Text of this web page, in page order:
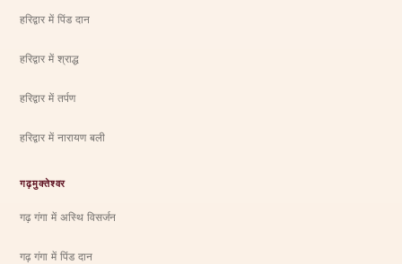
हरिद्वार में पिंड दान
हरिद्वार में श्राद्ध
हरिद्वार में तर्पण
हरिद्वार में नारायण बली
गढ़मुक्तेश्वर
गढ़ गंगा में अस्थि विसर्जन
गढ़ गंगा में पिंड दान